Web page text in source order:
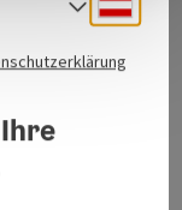
nur so
agieren und